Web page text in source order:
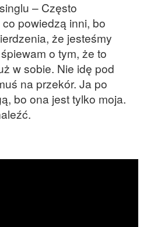
– Często
powiedzą inni, bo
że jesteśmy
o tym, że to
w sobie. Nie idę pod
na przekór. Ja po
bo ona jest tylko moja.